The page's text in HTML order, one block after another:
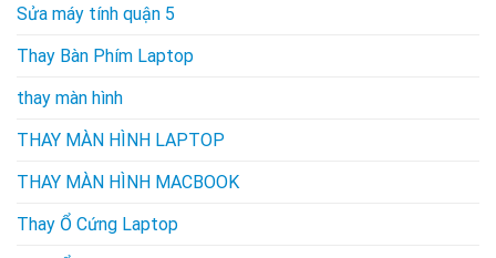
Sửa máy tính quận 5
Thay Bàn Phím Laptop
thay màn hình
THAY MÀN HÌNH LAPTOP
THAY MÀN HÌNH MACBOOK
Thay Ổ Cứng Laptop